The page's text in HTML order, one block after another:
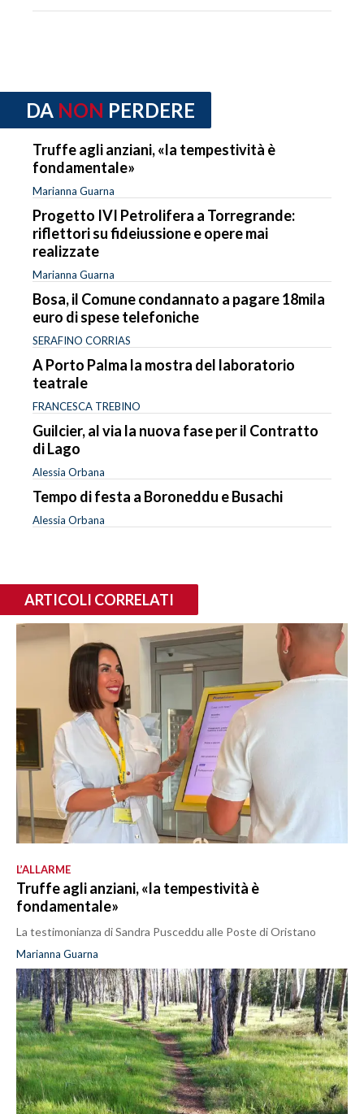
DA NON PERDERE
Truffe agli anziani, «la tempestività è
fondamentale»
Marianna Guarna
Progetto IVI Petrolifera a Torregrande:
riflettori su fideiussione e opere mai
realizzate
Marianna Guarna
Bosa, il Comune condannato a pagare 18mila
euro di spese telefoniche
SERAFINO CORRIAS
A Porto Palma la mostra del laboratorio
teatrale
FRANCESCA TREBINO
Guilcier, al via la nuova fase per il Contratto
di Lago
Alessia Orbana
Tempo di festa a Boroneddu e Busachi
Alessia Orbana
ARTICOLI CORRELATI
L’ALLARME
Truffe agli anziani, «la tempestività è
fondamentale»
La testimonianza di Sandra Pusceddu alle Poste di Oristano
Marianna Guarna